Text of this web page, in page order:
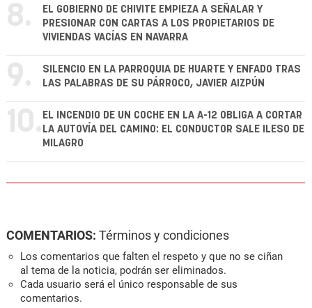
8.
EL GOBIERNO DE CHIVITE EMPIEZA A SEÑALAR Y
PRESIONAR CON CARTAS A LOS PROPIETARIOS DE
VIVIENDAS VACÍAS EN NAVARRA
9.
SILENCIO EN LA PARROQUIA DE HUARTE Y ENFADO TRAS
LAS PALABRAS DE SU PÁRROCO, JAVIER AIZPÚN
10. EL INCENDIO DE UN COCHE EN LA A-12 OBLIGA A CORTAR
LA AUTOVÍA DEL CAMINO: EL CONDUCTOR SALE ILESO DE
MILAGRO
COMENTARIOS: Términos y condiciones
Los comentarios que falten el respeto y que no se ciñan
al tema de la noticia, podrán ser eliminados.
Cada usuario será el único responsable de sus
comentarios.